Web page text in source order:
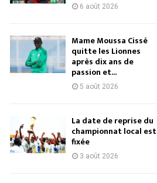
6 août 2026
Mame Moussa Cissé
quitte les Lionnes
après dix ans de
passion et...
5 août 2026
La date de reprise du
championnat local est
fixée
3 août 2026